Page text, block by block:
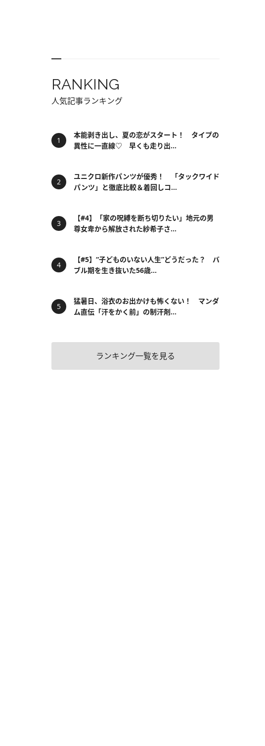
RANKING
人気記事ランキング
本能剥き出し、夏の恋がスタート！ タイプの
異性に一直線♡ 早くも走り出...
ユニクロ新作パンツが優秀！ 「タックワイド
パンツ」と徹底比較＆着回しコ...
【#4】「家の呪縛を断ち切りたい」地元の男
尊女卑から解放された紗希子さ...
【#5】“子どものいない人生”どうだった？ バ
ブル期を生き抜いた56歳...
猛暑日、浴衣のお出かけも怖くない！ マンダ
ム直伝「汗をかく前」の制汗剤...
ランキング一覧を見る